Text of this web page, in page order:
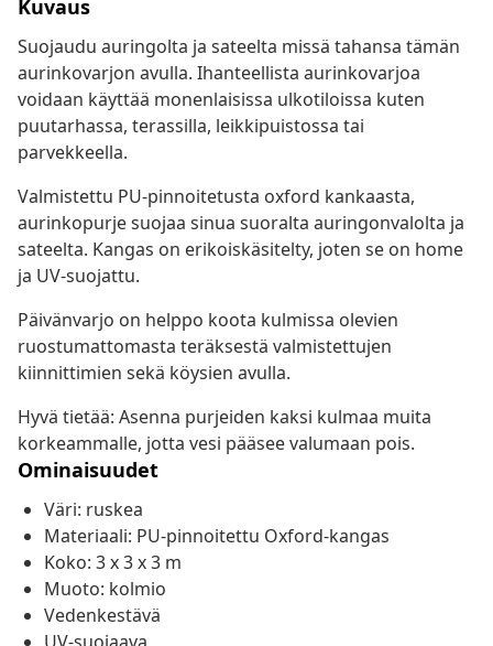
Kuvaus
Suojaudu auringolta ja sateelta missä tahansa tämän
aurinkovarjon avulla. Ihanteellista aurinkovarjoa
voidaan käyttää monenlaisissa ulkotiloissa kuten
puutarhassa, terassilla, leikkipuistossa tai
parvekkeella.
Valmistettu PU-pinnoitetusta oxford kankaasta,
aurinkopurje suojaa sinua suoralta auringonvalolta ja
sateelta. Kangas on erikoiskäsitelty, joten se on home
ja UV-suojattu.
Päivänvarjo on helppo koota kulmissa olevien
ruostumattomasta teräksestä valmistettujen
kiinnittimien sekä köysien avulla.
Hyvä tietää: Asenna purjeiden kaksi kulmaa muita
korkeammalle, jotta vesi pääsee valumaan pois.
Ominaisuudet
Väri: ruskea
Materiaali: PU-pinnoitettu Oxford-kangas
Koko: 3 x 3 x 3 m
Muoto: kolmio
Vedenkestävä